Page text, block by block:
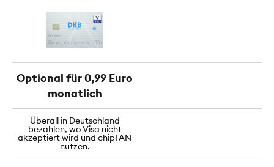
Optional für 0,99 Euro
monatlich
Überall in Deutschland
bezahlen, wo Visa nicht
akzeptiert wird und chipTAN
nutzen.